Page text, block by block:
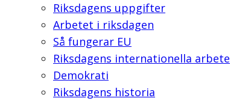
Riksdagens uppgifter
Arbetet i riksdagen
Så fungerar EU
Riksdagens internationella arbete
Demokrati
Riksdagens historia